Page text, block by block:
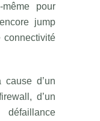
pour
jump
connectivité
d’un
d’un